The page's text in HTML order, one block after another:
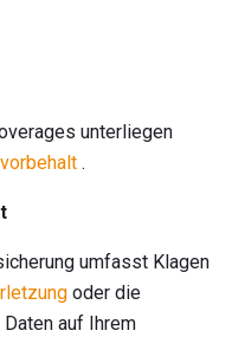
unterliegen
.
umfasst Klagen
oder die
auf Ihrem